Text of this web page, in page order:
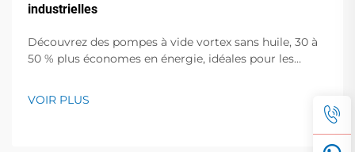
industrielles
Découvrez des pompes à vide vortex sans huile, 30 à
50 % plus économes en énergie, idéales pour les
assistance mondiale. Demandez un devis dès
VOIR PLUS